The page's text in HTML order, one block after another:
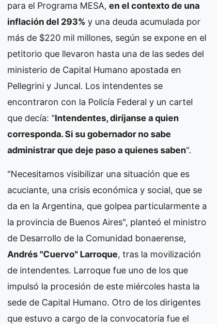
para el Programa MESA, en el contexto de una
inflación del 293% y una deuda acumulada por
más de $220 mil millones, según se expone en el
petitorio que llevaron hasta una de las sedes del
ministerio de Capital Humano apostada en
Pellegrini y Juncal. Los intendentes se
encontraron con la Policía Federal y un cartel
que decía: "Intendentes, diríjanse a quien
corresponda. Si su gobernador no sabe
administrar que deje paso a quienes saben".
"Necesitamos visibilizar una situación que es
acuciante, una crisis económica y social, que se
da en la Argentina, que golpea particularmente a
la provincia de Buenos Aires", planteó el ministro
de Desarrollo de la Comunidad bonaerense,
Andrés "Cuervo" Larroque, tras la movilización
de intendentes. Larroque fue uno de los que
impulsó la procesión de este miércoles hasta la
sede de Capital Humano. Otro de los dirigentes
que estuvo a cargo de la convocatoria fue el